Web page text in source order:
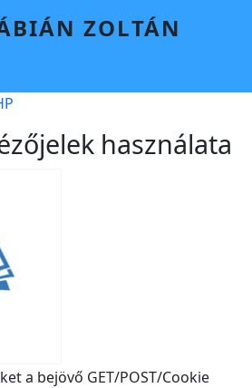
ZOLTÁN
használata
a bejövő GET/POST/Cookie